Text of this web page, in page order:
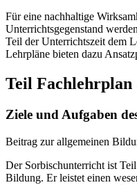
Für eine nachhaltige
Unterrichtsgegenstand
Teil der Unterrichtszeit dem
Lehrpläne bieten dazu
Teil Fachlehrplan
Ziele und Aufgaben
Beitrag zur allgemeinen
Der Sorbischunterricht ist
Bildung. Er leistet einen